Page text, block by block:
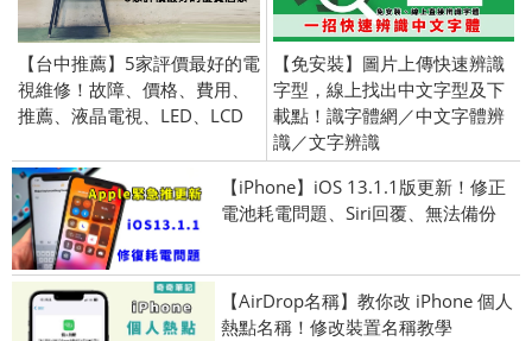
【台中推薦】5家評價最好的電
視維修！故障、價格、費用、
推薦、液晶電視、LED、LCD
【免安裝】圖片上傳快速辨識
字型，線上找出中文字型及下
載點！識字體網／中文字體辨
識／文字辨識
【iPhone】iOS 13.1.1版更新！修正
電池耗電問題、Siri回覆、無法備份
【AirDrop名稱】教你改 iPhone 個人
熱點名稱！修改裝置名稱教學